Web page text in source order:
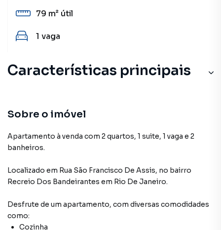
79 m² útil
1 vaga
Características principais
Cerâmica
Elevador
Armário Cozinha
Sobre o imóvel
Apartamento à venda com 2 quartos, 1 suite, 1 vaga e 2
banheiros.
Localizado em Rua São Francisco De Assis, no bairro
Recreio Dos Bandeirantes em Rio De Janeiro.
Desfrute de um apartamento, com diversas comodidades
como:
Cozinha